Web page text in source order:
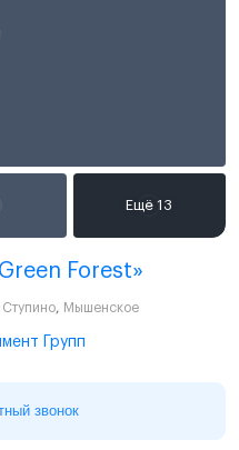
Forest»
Ступино, Мышенское
Групп
звонок